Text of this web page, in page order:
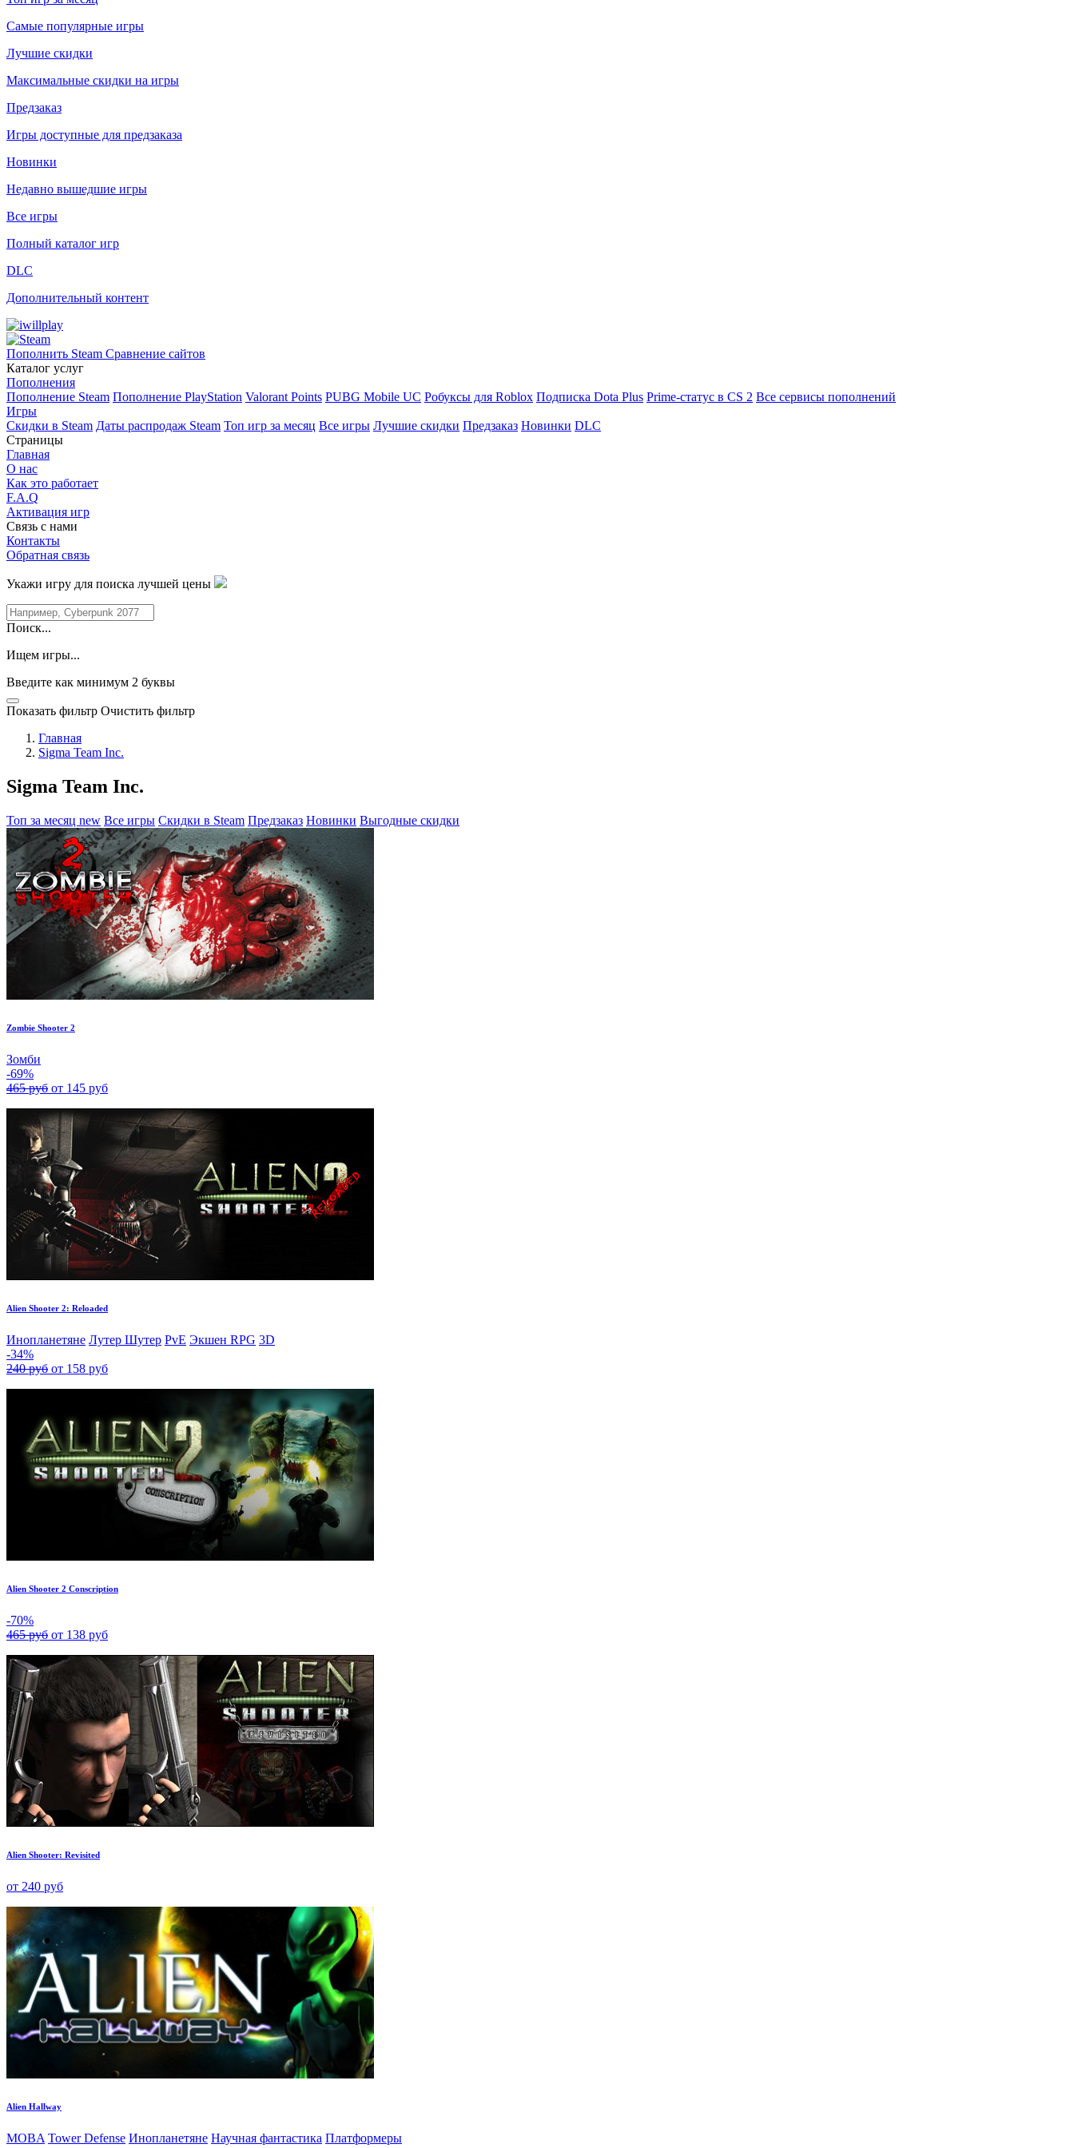
Самые популярные игры
Лучшие скидки
Максимальные скидки на игры
Предзаказ
Игры доступные для предзаказа
Новинки
Недавно вышедшие игры
Все игры
Полный каталог игр
DLC
Дополнительный контент
Пополнить Steam Сравнение сайтов
Каталог услуг
Пополнения
Пополнение Steam Пополнение PlayStation Valorant Points PUBG Mobile UC Робуксы для Roblox Подписка Dota Plus Prime-статус в CS 2 Все сервисы пополнений
Игры
Скидки в Steam Даты распродаж Steam Топ игр за месяц Все игры Лучшие скидки Предзаказ Новинки DLC
Страницы
Главная
О нас
Как это работает
F.A.Q
Активация игр
Связь с нами
Контакты
Обратная связь
Укажи игру для поиска лучшей цены
Поиск...
Ищем игры...
Введите как минимум 2 буквы
Показать фильтр Очистить фильтр
Главная
Sigma Team Inc.
Sigma Team Inc.
Топ за месяц new Все игры Скидки в Steam Предзаказ Новинки Выгодные скидки
Zombie Shooter 2
Зомби
-69%
465 руб от 145 руб
Alien Shooter 2: Reloaded
Инопланетяне Лутер Шутер PvE Экшен RPG 3D
-34%
240 руб от 158 руб
Alien Shooter 2 Conscription
-70%
465 руб от 138 руб
Alien Shooter: Revisited
от 240 руб
Alien Hallway
MOBA Tower Defense Инопланетяне Научная фантастика Платформеры